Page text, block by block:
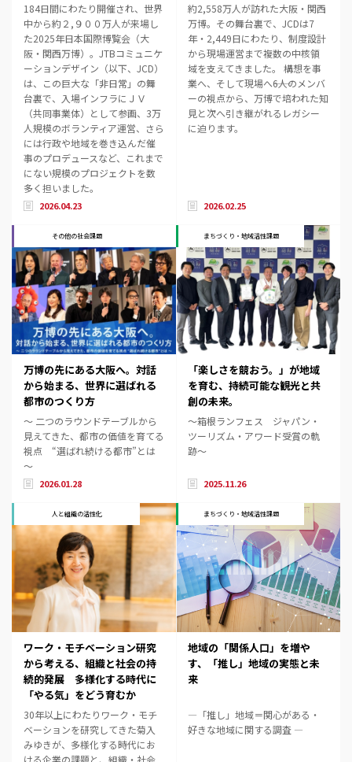
184日間にわたり開催され、世界
中から約２,９００万人が来場し
た2025年日本国際博覧会（大
阪・関西万博）。JTBコミュニケ
ーションデザイン（以下、JCD）
は、この巨大な「非日常」の舞
台裏で、入場インフラにＪＶ
（共同事業体）として参画、3万
人規模のボランティア運営、さら
には行政や地域を巻き込んだ催
事のプロデュースなど、これまで
にない規模のプロジェクトを数
多く担いました。
2026.04.23
約2,558万人が訪れた大阪・関西
万博。その舞台裏で、JCDは7
年・2,449日にわたり、制度設計
から現場運営まで複数の中核領
域を支えてきました。 構想を事
業へ、そして現場へ――6人のメンバ
ーの視点から、万博で培われた知
見と次へ引き継がれるレガシー
に迫ります。
2026.02.25
その他の社会課題
万博の先にある大阪へ。対話
から始まる、世界に選ばれる
都市のつくり方
～ 二つのラウンドテーブルから
見えてきた、都市の価値を育てる
視点 “選ばれ続ける都市”とは
～
2026.01.28
まちづくり・地域活性課題
「楽しさを競おう。」が地域
を育む、持続可能な観光と共
創の未来。
～箱根ランフェス ジャパン・
ツーリズム・アワード受賞の軌
跡～
2025.11.26
人と組織の活性化
ワーク・モチベーション研究
から考える、組織と社会の持
続的発展 ――多様化する時代に
「やる気」をどう育むか
30年以上にわたりワーク・モチ
ベーションを研究してきた菊入
みゆきが、多様化する時代にお
ける企業の課題と、組織・社会
まちづくり・地域活性課題
地域の「関係人口」を増や
す、「推し」地域の実態と未
来
―「推し」地域＝関心がある・
好きな地域に関する調査 ―